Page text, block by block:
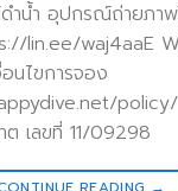
ำน้ำ อุปกรณ์ถ่ายภาพ
lin.ee/waj4aaE
นไขการจอง
เลขที่ 11/09298